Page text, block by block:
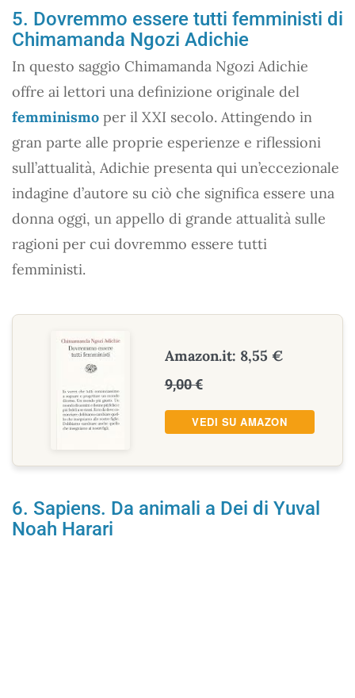
5. Dovremmo essere tutti femministi di
Chimamanda Ngozi Adichie
In questo saggio Chimamanda Ngozi Adichie
offre ai lettori una definizione originale del
femminismo per il XXI secolo. Attingendo in
gran parte alle proprie esperienze e riflessioni
sull’attualità, Adichie presenta qui un’eccezionale
indagine d’autore su ciò che significa essere una
donna oggi, un appello di grande attualità sulle
ragioni per cui dovremmo essere tutti
femministi.
Amazon.it: 8,55 €
9,00 €
VEDI SU AMAZON
6. Sapiens. Da animali a Dei di Yuval
Noah Harari